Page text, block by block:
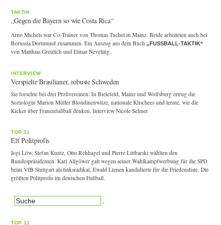
TAKTIK
„Gegen die Bayern so wie Costa Rica“
Arno Michels war Co-Trainer von Thomas Tuchel in Mainz. Beide arbeiteten auch bei
Borussia Dortmund zusammen. Ein Auszug aus dem Buch„FUSSBALL-TAKTIK“
von Matthias Greulich und Elmar Neveling.
INTERVIEW
Verspielte Brasilianer, robuste Schweden
Sie forschte bei drei Profivereinen: In Bielefeld, Mainz und Wolfsburg ertrug die
Soziologin Marion Müller Blondinenwitze, nationale Klischees und lernte, wie die
Kicker über Frauenfußball denken. Interview Nicole Selmer
TOP 11
Elf Politprofis
Jogi Löw, Stefan Kuntz, Otto Rehhagel und Pierre Littbarski wählten den
Bundespräsidenten. Karl Allgöwer galt wegen seiner Wahlkampfwerbung für die SPD
beim VfB Stuttgart als linksradikal, Ewald Lienen kandidierte für die Friedensliste. Die
größten Politprofis im deutschen Fußball.
TOP 11